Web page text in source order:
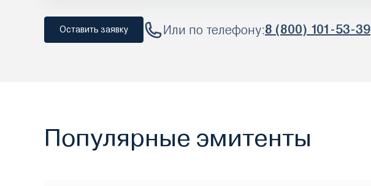
Оставить заявку Или по телефону:8 (800) 101-53-39
Популярные эмитенты